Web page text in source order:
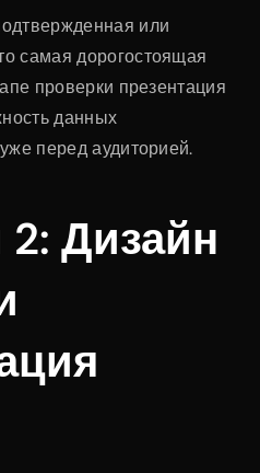
или
самая дорогостоящая
проверки презентация
данных
перед аудиторией.
Дизайн